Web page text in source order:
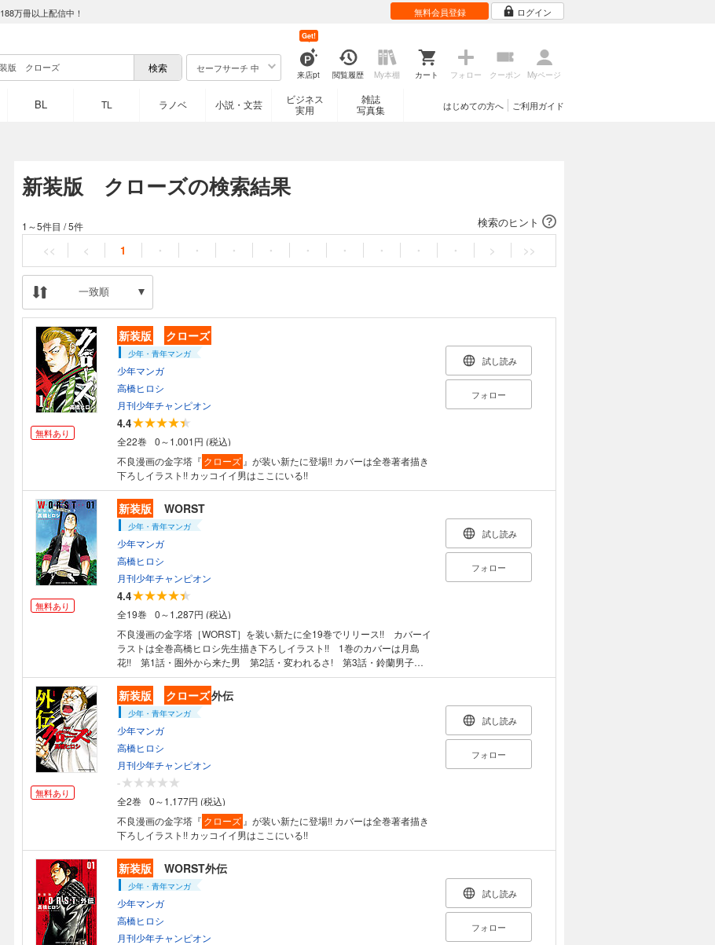
万冊以上配信中！ 無料会員登録 ログイン
セーフサーチ 中
来店pt
Get!
閲覧履歴 My本棚 カート フォロー クーポン Myページ
BL TL ラノベ 小説・文芸
ビジネス
実用
雑誌
写真集
ご利用ガイド
はじめての方へ
新装版 クローズの検索結果
検索のヒント
1～5件目 /5件
<< < 1 ・ ・ ・ ・ ・ ・ ・ ・ ・ > >>
一致順
無料あり
新装版 クローズ
少年・青年マンガ
少年マンガ
高橋ヒロシ
月刊少年チャンピオン
4.4
全22巻
0～1,001円 (税込)
不良漫画の金字塔『 クローズ 』が装い新たに登場!! カバーは全巻著者描き
下ろしイラスト!! カッコイイ男はここにいる!!
試し読み
フォロー
無料あり
新装版 WORST
少年・青年マンガ
少年マンガ
高橋ヒロシ
月刊少年チャンピオン
4.4
全19巻
0～1,287円 (税込)
不良漫画の金字塔［WORST］を装い新たに全19巻でリリース!! カバーイ
ラストは全巻高橋ヒロシ先生描き下ろしイラスト!! 1巻のカバーは月島
花!! 第1話・圏外から来た男 第2話・変われるさ! 第3話・鈴蘭男子高
校 第4話・番長宣言 第5話・天地を追え! 第6話・ヘリコプター 第7
話・スズランノセンパイタチ の7話収録!!
試し読み
フォロー
無料あり
新装版 クローズ外伝
少年・青年マンガ
少年マンガ
高橋ヒロシ
月刊少年チャンピオン
-
全2巻
0～1,177円 (税込)
不良漫画の金字塔『 クローズ 』が装い新たに登場!! カバーは全巻著者描き
下ろしイラスト!! カッコイイ男はここにいる!!
試し読み
フォロー
新装版 WORST外伝
少年・青年マンガ
少年マンガ
高橋ヒロシ
月刊少年チャンピオン
試し読み
フォロー